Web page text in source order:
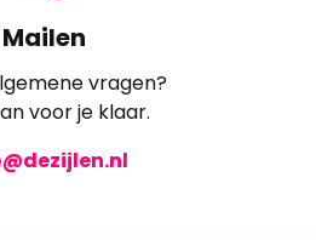
Mailen
vragen?
voor je klaar.